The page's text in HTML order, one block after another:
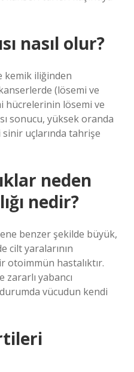
nasıl olur?
kemik iliğinden
(lösemi ve
hücrelerinin lösemi ve
sonucu, yüksek oranda
sinir uçlarında tahrişe
neden
nedir?
benzer şekilde büyük,
cilt yaralarının
otoimmün hastalıktır.
zararlı yabancı
vücudun kendi